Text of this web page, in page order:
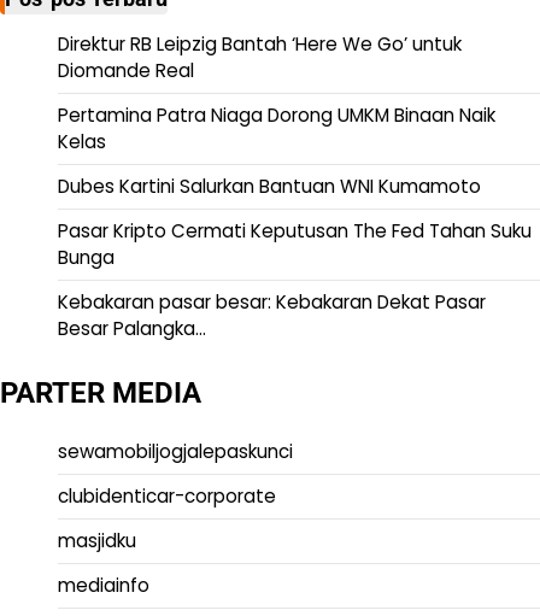
Direktur RB Leipzig Bantah ‘Here We Go’ untuk
Diomande Real
Pertamina Patra Niaga Dorong UMKM Binaan Naik
Kelas
Dubes Kartini Salurkan Bantuan WNI Kumamoto
Pasar Kripto Cermati Keputusan The Fed Tahan Suku
Bunga
Kebakaran pasar besar: Kebakaran Dekat Pasar
Besar Palangka…
PARTER MEDIA
sewamobiljogjalepaskunci
clubidenticar-corporate
masjidku
mediainfo